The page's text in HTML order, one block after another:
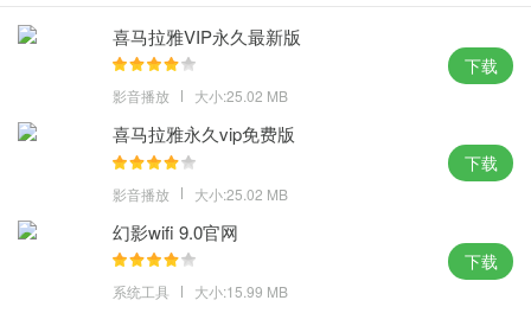
度；
2、可以在电脑上畅玩安卓游戏，注册表信息还是系统都进行了全面
3、具有更稳定的生态和安全环境，综合法律系统服务权限智能激活
体验点评：
些许的自信带来最简单的操作，一键的装机使用，整体的系统更加
的小也更加的柔和了。
喜马拉雅VIP永久最新版
影音播放 大小:25.02 MB
下载
喜马拉雅永久vip免费版
影音播放 大小:25.02 MB
下载
幻影wifi 9.0官网
系统工具 大小:15.99 MB
下载